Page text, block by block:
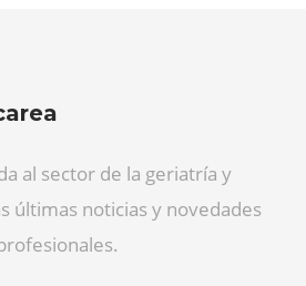
al sector de la geriatría y
últimas noticias y novedades